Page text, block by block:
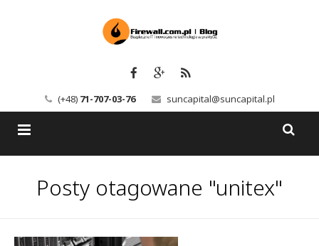
(+48) 71-707-03-76 suncapital@suncapital.pl
Backup-Solutions
Bezpieczeństwo IT
Usługi
Newsletter
Posty otagowane "unitex"